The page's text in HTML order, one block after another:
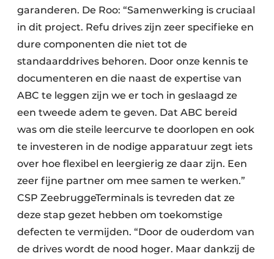
garanderen. De Roo: “Samenwerking is cruciaal
in dit project. Refu drives zijn zeer specifieke en
dure componenten die niet tot de
standaarddrives behoren. Door onze kennis te
documenteren en die naast de expertise van
ABC te leggen zijn we er toch in geslaagd ze
een tweede adem te geven. Dat ABC bereid
was om die steile leercurve te doorlopen en ook
te investeren in de nodige apparatuur zegt iets
over hoe flexibel en leergierig ze daar zijn. Een
zeer fijne partner om mee samen te werken.”
CSP ZeebruggeTerminals is tevreden dat ze
deze stap gezet hebben om toekomstige
defecten te vermijden. “Door de ouderdom van
de drives wordt de nood hoger. Maar dankzij de